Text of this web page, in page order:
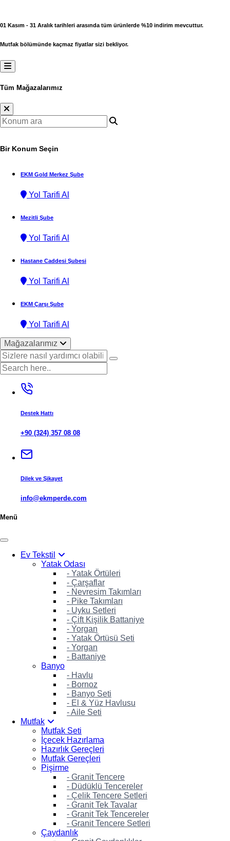
01 Kasım - 31 Aralık tarihleri arasında tüm ürünlerde %10 indirim mevcuttur.
Mutfak bölümünde kaçmaz fiyatlar sizi bekliyor.
Tüm Mağazalarımız
Bir Konum Seçin
EKM Gold Merkez Şube
Yol Tarifi Al
Mezitli Şube
Yol Tarifi Al
Hastane Caddesi Şubesi
Yol Tarifi Al
EKM Çarşı Şube
Yol Tarifi Al
Mağazalarımız
Destek Hattı
+90 (324) 357 08 08
Dilek ve Şikayet
info@ekmperde.com
Menü
Ev Tekstil
Yatak Odası
- Yatak Örtüleri
- Çarşaflar
- Nevresim Takımları
- Pike Takımları
- Uyku Setleri
- Çift Kişilik Battaniye
- Yorgan
- Yatak Örtüsü Seti
- Yorgan
- Battaniye
Banyo
- Havlu
- Bornoz
- Banyo Seti
- El & Yüz Havlusu
- Aile Seti
Mutfak
Mutfak Seti
İçecek Hazırlama
Hazırlık Gereçleri
Mutfak Gereçleri
Pişirme
- Granit Tencere
- Düdüklü Tencereler
- Çelik Tencere Setleri
- Granit Tek Tavalar
- Granit Tek Tencereler
- Granit Tencere Setleri
Çaydanlık